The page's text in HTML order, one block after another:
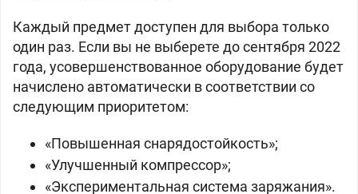
Каждый предмет доступен для выбора только
один раз. Если вы не выберете до сентября 2022
года, усовершенствованное оборудование будет
начислено автоматически в соответствии со
следующим приоритетом:
«Повышенная снарядостойкость»;
«Улучшенный компрессор»;
«Экспериментальная система заряжания».